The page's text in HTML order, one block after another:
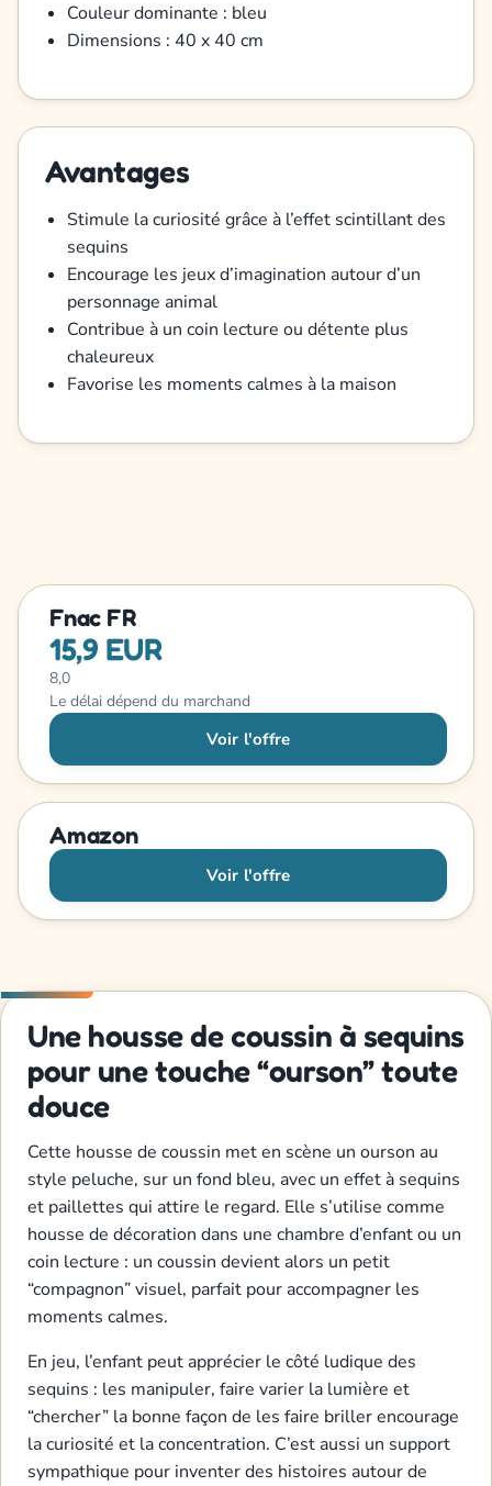
Couleur dominante : bleu
Dimensions : 40 x 40 cm
Avantages
Stimule la curiosité grâce à l’effet scintillant des
sequins
Encourage les jeux d’imagination autour d’un
personnage animal
Contribue à un coin lecture ou détente plus
chaleureux
Favorise les moments calmes à la maison
Fnac FR
15,9 EUR
8,0
Le délai dépend du marchand
Voir l'offre
Amazon
Voir l'offre
Une housse de coussin à sequins
pour une touche “ourson” toute
douce
Cette housse de coussin met en scène un ourson au
style peluche, sur un fond bleu, avec un effet à sequins
et paillettes qui attire le regard. Elle s’utilise comme
housse de décoration dans une chambre d’enfant ou un
coin lecture : un coussin devient alors un petit
“compagnon” visuel, parfait pour accompagner les
moments calmes.
En jeu, l’enfant peut apprécier le côté ludique des
sequins : les manipuler, faire varier la lumière et
“chercher” la bonne façon de les faire briller encourage
la curiosité et la concentration. C’est aussi un support
sympathique pour inventer des histoires autour de